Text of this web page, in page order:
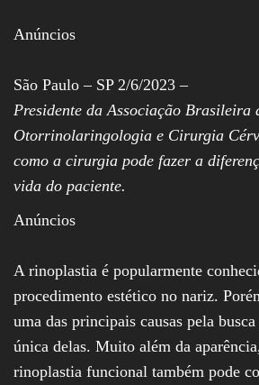
Oeste, Sul,
Vinhos,
Cervejas,
Anúncios
São Paulo – SP 2/6/2023 –
Presidente da Associação Brasileira
Otorrinolaringologia e Cirurgia
como a cirurgia pode fazer a
vida do paciente.
Anúncios
A rinoplastia é popularmente
procedimento estético no nariz.
uma das principais causas pela
única delas. Muito além da
rinoplastia funcional também pode